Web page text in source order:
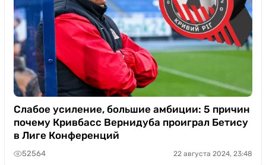
Слабое усиление, большие амбиции: 5 причин
почему Кривбасс Вернидуба проиграл Бетису
в Лиге Конференций
52564 22 августа 2024, 23:48